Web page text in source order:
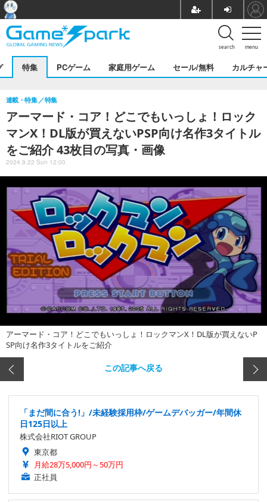
menu
search
特集 PCゲーム 家庭用ゲーム セール/無料 カルチャ
アーマード・コア！どこでもいっしょ！ロック
マンX！DL版が買えないPSP向け名作3タイトル
をご紹介 43枚目の写真・画像
連載・特集 特集
2024.9.22 Sun 12:00
アーマード・コア！どこでもいっしょ！ロックマンX！DL版が買えないP
SP向け名作3タイトルをご紹介
この記事へ戻る
「まだ間に合う!」/未経験採用枠/ゲームデバッガー/年間休
日125日以上
株式会社RIOT GROUP
東京都
月給28万5,000円～50万円
正社員